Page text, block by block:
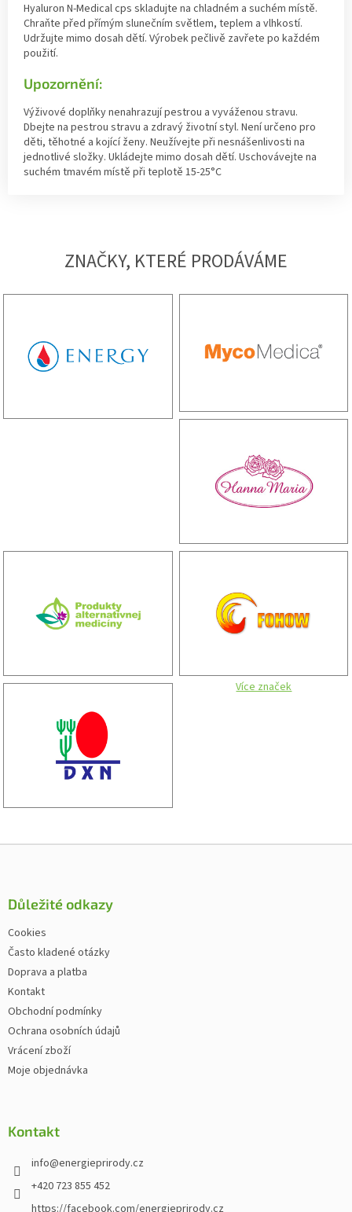
Hyaluron N-Medical cps skladujte na chladném a suchém místě.
Chraňte před přímým slunečním světlem, teplem a vlhkostí.
Udržujte mimo dosah dětí. Výrobek pečlivě zavřete po každém
použití.
Upozornění:
Výživové doplňky nenahrazují pestrou a vyváženou stravu.
Dbejte na pestrou stravu a zdravý životní styl. Není určeno pro
děti, těhotné a kojící ženy. Neužívejte při nesnášenlivosti na
jednotlivé složky. Ukládejte mimo dosah dětí. Uschovávejte na
suchém tmavém místě při teplotě 15-25°C
ZNAČKY, KTERÉ PRODÁVÁME
Více značek
Zápatí
Důležité odkazy
Cookies
Často kladené otázky
Doprava a platba
Kontakt
Obchodní podmínky
Ochrana osobních údajů
Vrácení zboží
Moje objednávka
Kontakt
info@energieprirody.cz
+420 723 855 452
https://facebook.com/energieprirody.cz